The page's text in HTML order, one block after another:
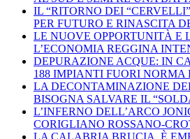
IL “RITORNO DEI
PER FUTURO E RINASCITA
LE NUOVE OPPORTUNITÀ E
L’ECONOMIA REGGINA
DEPURAZIONE ACQUE: IN
188 IMPIANTI FUORI NORMA
LA DECONTAMINAZIONE
BISOGNA SALVARE IL
L’INFERNO DELL’ARCO
CORIGLIANO ROSSANO-
LA CALABRIA BRUCIA, È